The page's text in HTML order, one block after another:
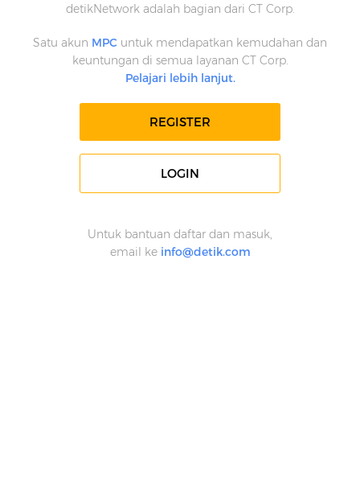
detikNetwork adalah bagian dari CT Corp.
Satu akun MPC untuk mendapatkan kemudahan dan
keuntungan di semua layanan CT Corp.
Pelajari lebih lanjut.
REGISTER
LOGIN
Untuk bantuan daftar dan masuk,
email ke info@detik.com